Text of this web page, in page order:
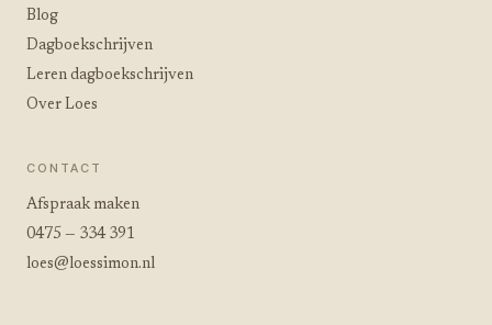
Blog
Dagboekschrijven
Leren dagboekschrijven
Over Loes
CONTACT
Afspraak maken
0475 — 334 391
loes@loessimon.nl